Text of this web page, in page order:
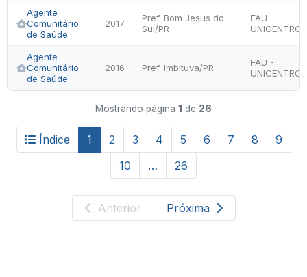
Agente
Comunitário
de Saúde
2017
Pref. Bom Jesus do
Sul/PR
FAU -
UNICENTRO
Agente
Comunitário
de Saúde
2016 Pref. Imbituva/PR
FAU -
UNICENTRO
Mostrando página 1 de 26
Índice 1 2 3 4 5 6 7 8
9
10
… 26
Anterior Próxima